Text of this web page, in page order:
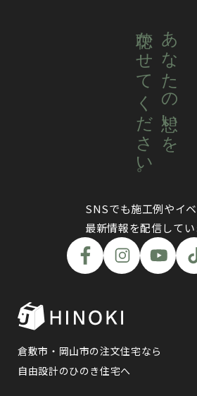
あなたの想いを
聴かせてください。
SNSでも施工例やイ
最新情報を配信して
倉敷市・岡山市の注文住宅なら
自由設計のひのき住宅へ